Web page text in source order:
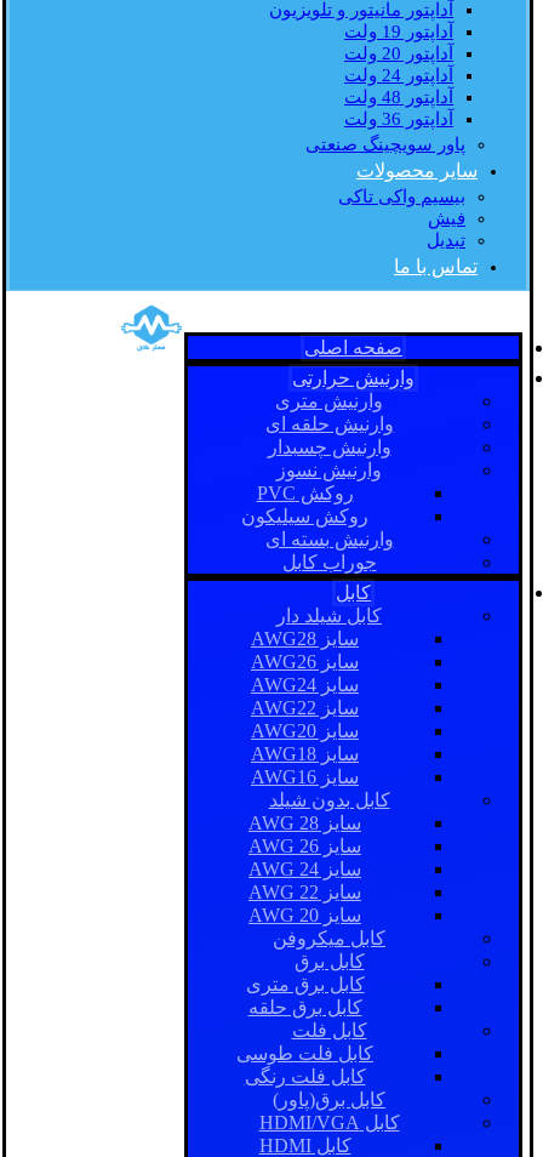
آداپتور مانیتور و تلویزیون
آداپتور 19 ولت
آداپتور 20 ولت
آداپتور 24 ولت
آداپتور 48 ولت
آداپتور 36 ولت
پاور سویچینگ صنعتی
سایر محصولات
بیسیم واکی تاکی
فیش
تبدیل
تماس با ما
صفحه اصلی
وارنیش حرارتی
وارنیش متری
وارنیش حلقه ای
وارنیش چسبدار
وارنیش نسوز
روکش PVC
روکش سیلیکون
وارنیش بسته ای
جوراب کابل
کابل
کابل شیلد دار
سایز AWG28
سایز AWG26
سایز AWG24
سایز AWG22
سایز AWG20
سایز AWG18
سایز AWG16
کابل بدون شیلد
سایز AWG 28
سایز AWG 26
سایز AWG 24
سایز AWG 22
سایز AWG 20
کابل میکروفن
کابل برق
کابل برق متری
کابل برق حلقه
کابل فلت
کابل فلت طوسی
کابل فلت رنگی
کابل برق(پاور)
کابل HDMI/VGA
کابل HDMI